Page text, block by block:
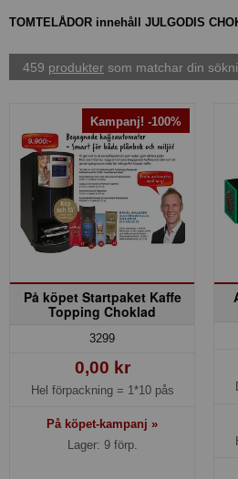
TOMTELÅDOR innehåll JULGODIS
459 produkter som matchar din
Kampanj! -100%
På köpet Startpaket Kaffe
Topping Choklad
3299
0,00 kr
Hel förpackning = 1*10 pås
På köpet-kampanj »
Lager: 9 förp.